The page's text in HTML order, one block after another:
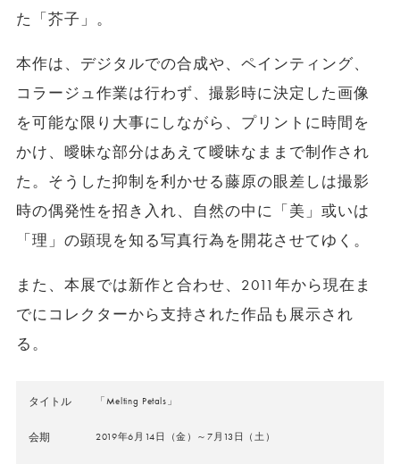
た「芥子」。
本作は、デジタルでの合成や、ペインティング、
コラージュ作業は行わず、撮影時に決定した画像
を可能な限り大事にしながら、プリントに時間を
かけ、曖昧な部分はあえて曖昧なままで制作され
た。そうした抑制を利かせる藤原の眼差しは撮影
時の偶発性を招き入れ、自然の中に「美」或いは
「理」の顕現を知る写真行為を開花させてゆく。
また、本展では新作と合わせ、 2011年から現在ま
でにコレクターから支持された作品も展示され
る。
タイトル 「Melting Petals」
会期 2019年6月14日（金）～7月13日（土）